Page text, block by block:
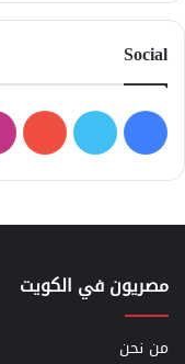
Social
فيسبوك
تويتر
مصريون في الكويت
من نحن